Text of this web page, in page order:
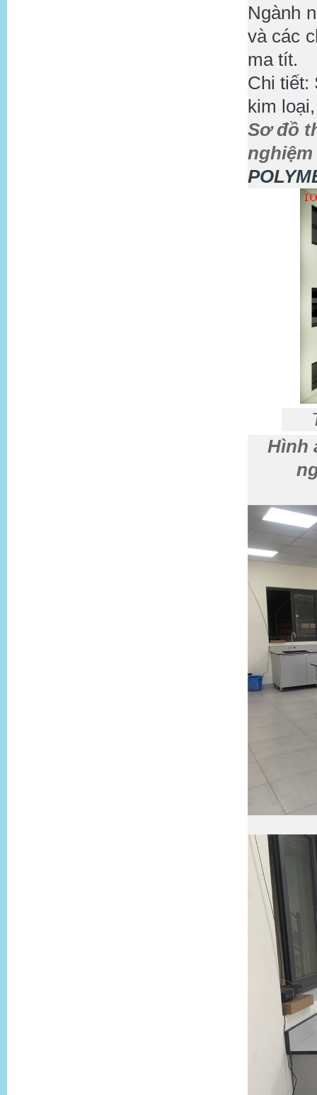
Ngành
và các
ma tít.
Chi tiết:
kim
Sơ đồ
nghiệm
Hình